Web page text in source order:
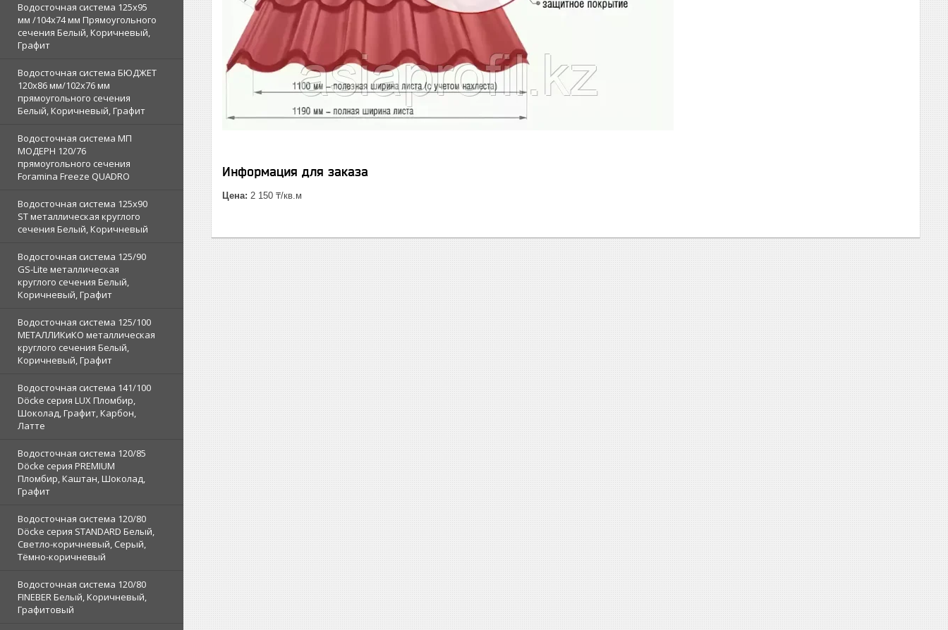
Водосточная система 125х95
мм /104х74 мм Прямоугольного
сечения Белый, Коричневый,
Графит
Водосточная система БЮДЖЕТ
120х86 мм/102х76 мм
прямоугольного сечения
Белый, Коричневый, Графит
Водосточная система МП
МОДЕРН 120/76
прямоугольного сечения
Foramina Freeze QUADRO
Водосточная система 125x90
ST металлическая круглого
сечения Белый, Коричневый
Водосточная система 125/90
GS-Lite металлическая
круглого сечения Белый,
Коричневый, Графит
Водосточная система 125/100
МЕТАЛЛИКиКО металлическая
круглого сечения Белый,
Коричневый, Графит
Водосточная система 141/100
Döcke серия LUX Пломбир,
Шоколад, Графит, Карбон,
Латте
Водосточная система 120/85
Döcke серия PREMIUM
Пломбир, Каштан, Шоколад,
Графит
Водосточная система 120/80
Döcke серия STANDARD Белый,
Светло-коричневый, Серый,
Тёмно-коричневый
Водосточная система 120/80
FINEBER Белый, Коричневый,
Графитовый
Информация для заказа
Цена: 2 150 ₸/кв.м